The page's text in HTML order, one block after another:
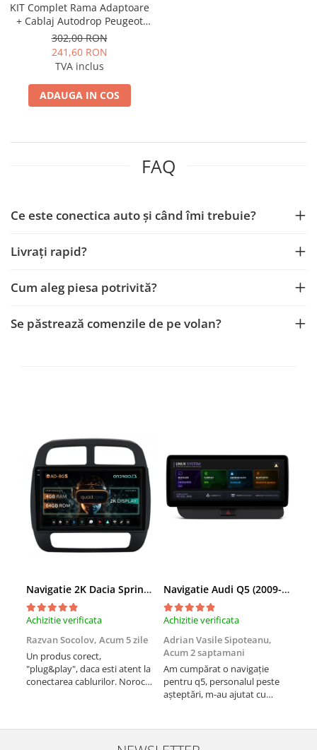
KIT Complet Rama Adaptoare
+ Cablaj Autodrop Peugeot
607 pentru Navigatie
Multimedia Android 9 inch
302,00 RON
241,60 RON
TVA inclus
ADAUGA IN COS
FAQ
Ce este conectica auto și când îmi trebuie?
Livrați rapid?
Cum aleg piesa potrivită?
Se păstrează comenzile de pe volan?
Navigatie 2K Dacia Spring (2021- Prezent), Android, S-Quadcore / 4GB RAM + 64GB ROM, 9.5 Inch - AD-BGS90042K+AD-BGRKIT366V4s
Achizitie verificata
Razvan Socolov, Acum 5 zile
Un produs corect,
"plug&play", daca esti atent la
conectarea cablurilor. Noroc
indrumat pas cu pas si mi-a
atras atentia ca nu era
Navigatie Audi Q5 (2009-2017), Linux OS & OEM, MMI 3G, CarPlay & Android Auto Wireless, MirrorLink, Camera AHD, 12.3 Inch - AD-BGAALNXH+AD-BGRKITQ5002
Achizitie verificata
Adrian Vasile Sipoteanu,
Acum 2 saptamani
Am cumpărat o navigație
pentru q5, personalul peste
așteptări, m-au ajutat cu
rânduri. Foarte serviabili,
livrare rapidă, suport tehnic,